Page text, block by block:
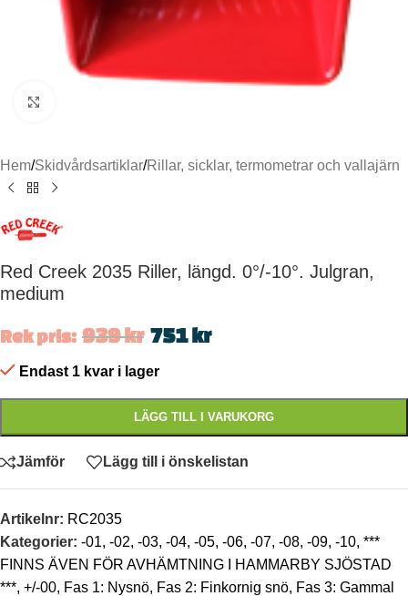
Hem/Skidvårdsartiklar/Rillar, sicklar, termometrar och vallajärn
Red Creek 2035 Riller, längd. 0°/-10°. Julgran,
medium
Rek pris: 939kr 751kr
Endast 1 kvar i lager
LÄGG TILL I VARUKORG
Jämför Lägg till i önskelistan
Artikelnr: RC2035
Kategorier: -01, -02, -03, -04, -05, -06, -07, -08, -09, -10, ***
FINNS ÄVEN FÖR AVHÄMTNING I HAMMARBY SJÖSTAD
***, +/-00, Fas 1: Nysnö, Fas 2: Finkornig snö, Fas 3: Gammal